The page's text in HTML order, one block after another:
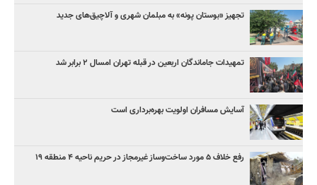
تجهیز «بوستان پونه» به مبلمان شهری و آلاچیق‌های جدید
تمهیدات جاماندگان اربعین در قبله تهران امسال ۲ برابر شد
آسایش مسافران اولویت بهره‌برداری است
رفع خلاف ۵ مورد ساخت‌وساز غیرمجاز در حریم ناحیه ۴ منطقه ۱۹